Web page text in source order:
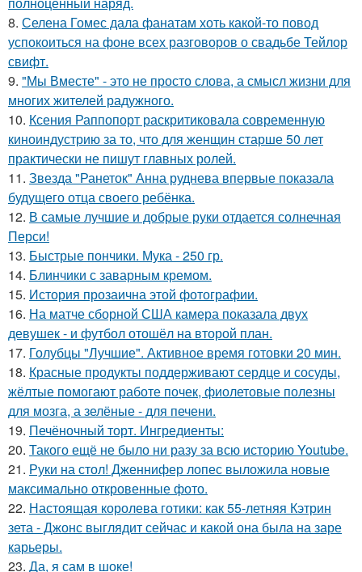
8. Селена Гомес дала фанатам хоть какой-то повод
успокоиться на фоне всех разговоров о свадьбе Тейлор
свифт.
9. "Мы Вместе" - это не просто слова, а смысл жизни для
многих жителей радужного.
10. Ксения Раппопорт раскритиковала современную
киноиндустрию за то, что для женщин старше 50 лет
практически не пишут главных ролей.
11. Звезда "Ранеток" Анна руднева впервые показала
будущего отца своего ребёнка.
12. В самые лучшие и добрые руки отдается солнечная
Перси!
13. Быстрые пончики. Мука - 250 гр.
14. Блинчики с заварным кремом.
15. История прозаична этой фотографии.
16. На матче сборной США камера показала двух
девушек - и футбол отошёл на второй план.
17. Голубцы "Лучшие". Активное время готовки 20 мин.
18. Красные продукты поддерживают сердце и сосуды,
жёлтые помогают работе почек, фиолетовые полезны
для мозга, а зелёные - для печени.
19. Печёночный торт. Ингредиенты:
20. Такого ещё не было ни разу за всю историю Youtube.
21. Руки на стол! Дженнифер лопес выложила новые
максимально откровенные фото.
22. Настоящая королева готики: как 55-летняя Кэтрин
зета - Джонс выглядит сейчас и какой она была на заре
карьеры.
23. Да, я сам в шоке!